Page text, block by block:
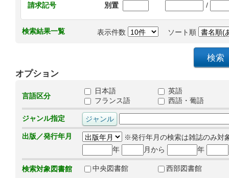
請求記号
別置 /
検索結果一覧 表示件数 ソート順
オプション
言語区分
日本語
英語
フランス語
西語・葡語
ジャンル指定
出版／発行年月
※発行年月の検索は雑誌のみ対
年
月から 年
検索対象図書館 中央図書館 西部図書館